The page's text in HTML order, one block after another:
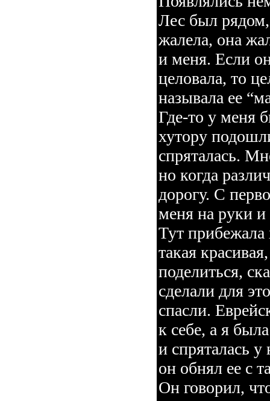
Лес был
жалела, она
и меня. Если
целовала, то
называла ее
Где-то у меня
хутору
спряталась.
но когда
дорогу. С
меня на руки
Тут прибежала
такая
поделиться,
сделали для
спасли.
к себе, а я
и спряталась
он обнял ее с
Он говорил,